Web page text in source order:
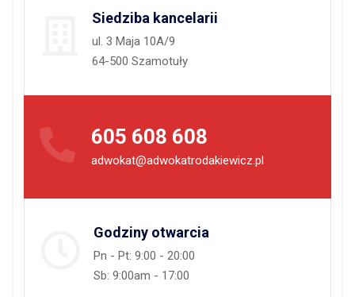
Siedziba kancelarii
ul. 3 Maja 10A/9
64-500 Szamotuły
605 608 608
adwokat@adwokatrodakiewicz.pl
Godziny otwarcia
Pn - Pt: 9:00 - 20:00
Sb: 9:00am - 17:00